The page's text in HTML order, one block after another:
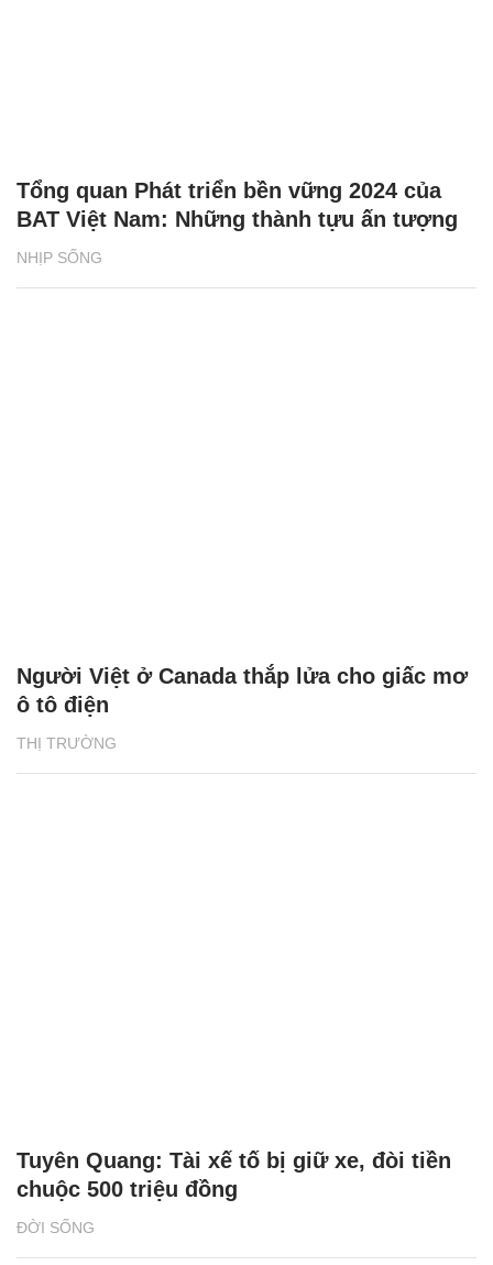
NHỊP SỐNG
Tổng quan Phát triển bền vững 2024 của
BAT Việt Nam: Những thành tựu ấn tượng
THỊ TRƯỜNG
Người Việt ở Canada thắp lửa cho giấc mơ
ô tô điện
ĐỜI SỐNG
Tuyên Quang: Tài xế tố bị giữ xe, đòi tiền
chuộc 500 triệu đồng